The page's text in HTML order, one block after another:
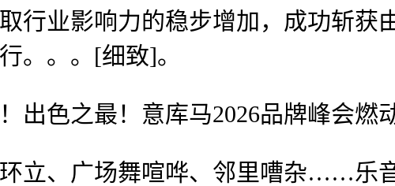
行业影响力的稳步增加，成功斩获
。。。[细致]。
色之最！意库马2026品牌峰会燃动
、广场舞喧哗、邻里嘈杂……乐音